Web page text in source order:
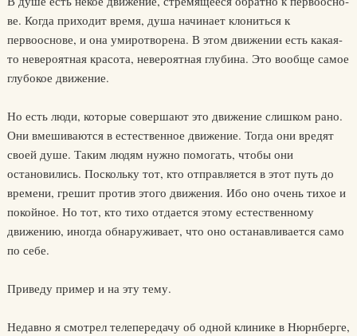
ве. Когда приходит время, душа начинает клониться к
первооснове, и она умиротворена. В этом движении есть какая-
то невероятная кра­сота, невероятная глубина. Это вообще самое
глубокое движение.
Но есть люди, которые совершают это движение слишком рано.
Они вмешиваются в естественное движение. Тогда они вредят
своей душе. Таким людям нужно помогать, чтобы они
остановились. По­скольку тот, кто отправляется в этот путь до
времени, грешит против этого движения. Ибо оно очень тихое и
покойное. Но тот, кто тихо отдается этому естественному
движению, иногда обнаруживает, что оно останавливается само
по себе.
Приведу пример и на эту тему.
Недавно я смотрел телепередачу об одной клинике в Нюрнберге,